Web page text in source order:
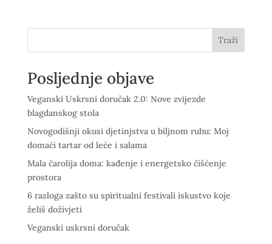
Traži
Posljednje objave
Veganski Uskrsni doručak 2.0: Nove zvijezde
blagdanskog stola
Novogodišnji okusi djetinjstva u biljnom ruhu: Moj
domaći tartar od leće i salama
Mala čarolija doma: kađenje i energetsko čišćenje
prostora
6 razloga zašto su spiritualni festivali iskustvo koje
želiš doživjeti
Veganski uskrsni doručak